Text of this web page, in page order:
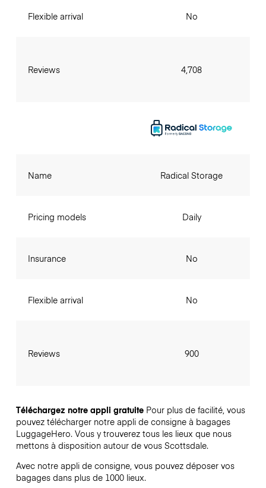
Flexible arrival
Reviews
No
4,708
Name
Pricing models
Insurance
Flexible arrival
Reviews
Radical Storage
Daily
No
No
900
Téléchargez notre appli gratuite Pour plus de facilité, vous
pouvez télécharger notre appli de consigne à bagages
LuggageHero. Vous y trouverez tous les lieux que nous
mettons à disposition autour de vous Scottsdale.
Avec notre appli de consigne, vous pouvez déposer vos
bagages dans plus de 1000 lieux.